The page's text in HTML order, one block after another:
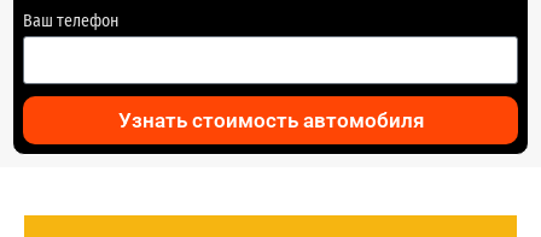
Ваш телефон
Узнать стоимость автомобиля